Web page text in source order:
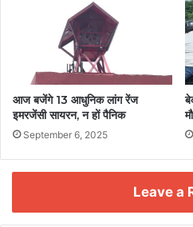
आज बजेंगे 13 आधुनिक लांग रेंज
इमरजेंसी सायरन, न हों पैनिक
September 6, 2025
Leave a